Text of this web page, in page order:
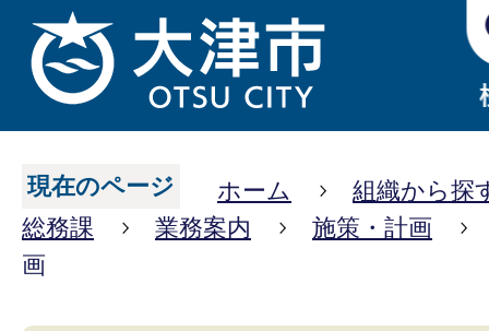
現在のページ ホーム
組織から探
総務課
業務案内
施策・計画
画